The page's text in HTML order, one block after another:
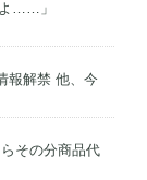
……」
報解禁 他、今
その分商品代